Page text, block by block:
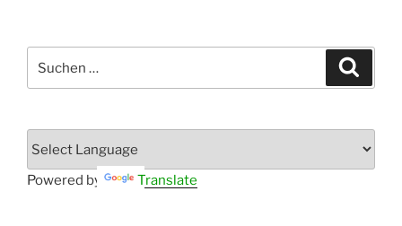
nach:
Powered by Translate